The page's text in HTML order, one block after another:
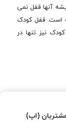
آنها قفل نمی
است. قفل کودک
نیز تنها در
(اپ)